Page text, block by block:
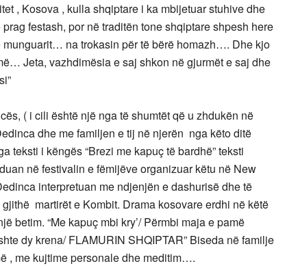
, Kosova , kulla shqiptare i ka mbijetuar stuhive dhe
festash, por në traditën tone shqiptare shpesh here
munguarit… na trokasin për të bërë homazh…. Dhe kjo
Jeta, vazhdimësia e saj shkon në gjurmët e saj dhe
( i cili është një nga të shumtët që u zhdukën në
dhe me familjen e tij në njerën nga këto ditë
teksti i këngës “Brezi me kapuç të bardhë” teksti
në festivalin e fëmijëve organizuar këtu në New
interpretuan me ndjenjën e dashurisë dhe të
martirët e Kombit. Drama kosovare erdhi në këtë
betim. “Me kapuç mbi kry’/ Përmbi maja e pamë
dy krena/ FLAMURIN SHQIPTAR” Biseda në familje
, me kujtime personale dhe meditim….